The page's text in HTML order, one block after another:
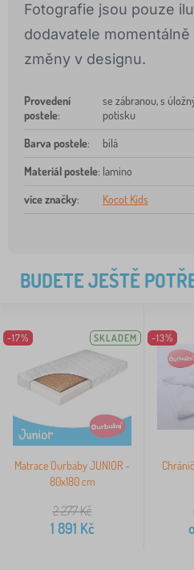
Fotografie jsou pouze
dodavatele
změny v designu.
Provedení
postele:
se zábranou, s
potisku
Barva postele: bílá
Materiál postele: lamino
více značky: Kocot Kids
BUDETE JEŠTĚ
-17% SKLADEM
Matrace Ourbaby JUNIOR -
80x180 cm
2 277Kč
1 891 Kč
-13%